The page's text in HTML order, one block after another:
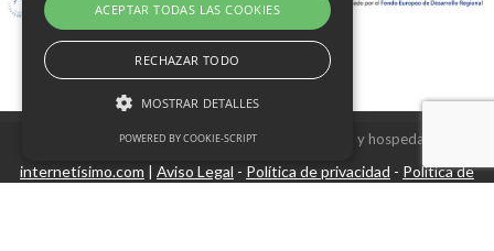
Copyright © 2026 Frutas Champi s.l. - Diseño y hospedaje
internetísimo.com | Aviso Legal - Política de privacidad - Política de
ACEPTAR TODAS LAS COOKIES
RECHAZAR TODO
MOSTRAR DETALLES
POWERED BY COOKIE-SCRIPT